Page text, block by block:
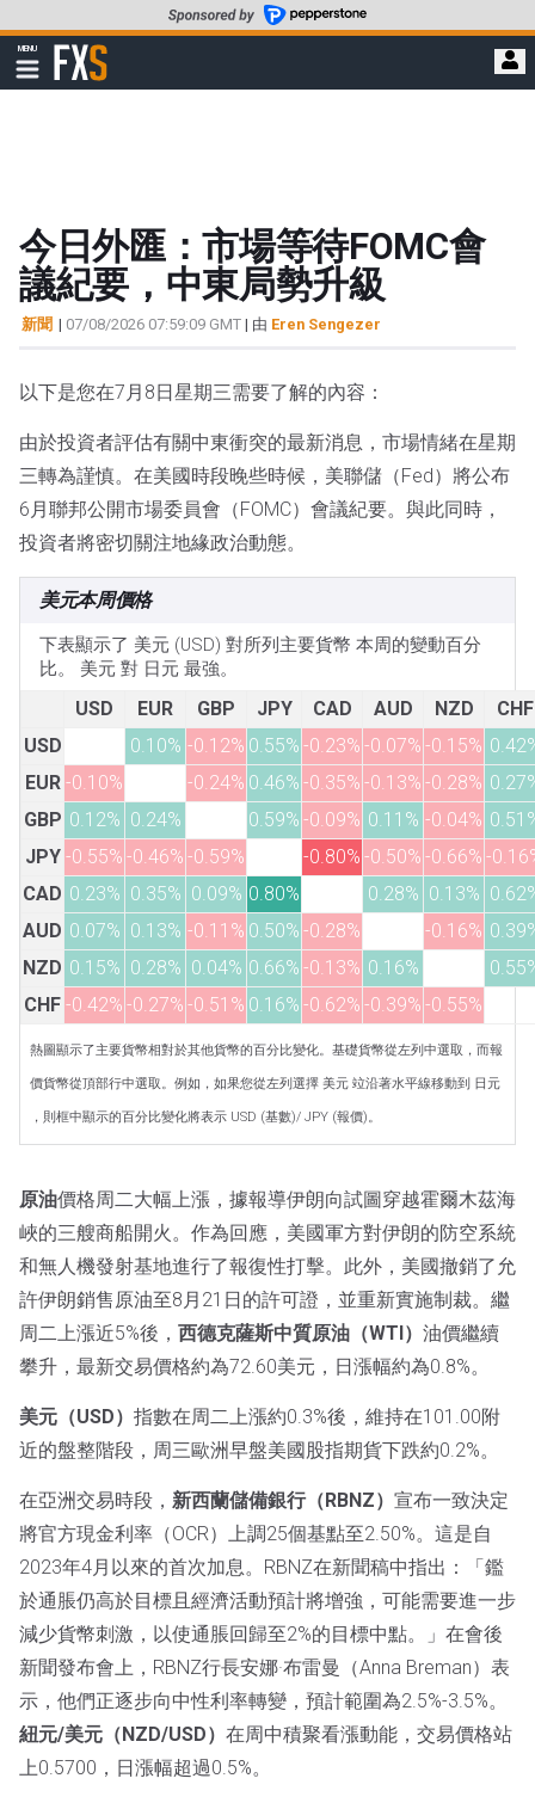
至
要
MENU
顯
示
FXStreet
今日外匯：市場等待FOMC會
議紀要，中東局勢升級
新聞 | 07/08/2026 07:59:09 GMT | 由 Eren Sengezer
以下是您在7月8日星期三需要了解的內容：
由於投資者評估有關中東衝突的最新消息，市場情緒在星期
三轉為謹慎。在美國時段晚些時候，美聯儲（Fed）將公布
6月聯邦公開市場委員會（FOMC）會議紀要。與此同時，
投資者將密切關注地緣政治動態。
美元本周價格
下表顯示了 美元 (USD) 對所列主要貨幣 本周的變動百分
比。 美元 對 日元 最強。
USD EUR GBP JPY CAD AUD NZD
CHF
USD
0.10% -0.12% 0.55% -0.23% -0.07% -0.15%
EUR -0.10% -0.24% 0.46% -0.35% -0.13% -0.28%
GBP 0.12% 0.24% 0.59% -0.09% 0.11% -0.04%
JPY -0.55% -0.46% -0.59% -0.80% -0.50% -0.66% -
CAD 0.23% 0.35% 0.09% 0.80% 0.28% 0.13%
AUD 0.07% 0.13% -0.11% 0.50% -0.28% -0.16%
NZD 0.15% 0.28% 0.04% 0.66% -0.13% 0.16%
CHF -0.42% -0.27% -0.51% 0.16% -0.62% -0.39% -0.55%
熱圖顯示了主要貨幣相對於其他貨幣的百分比變化。基礎貨幣從左列中選取，而報
價貨幣從頂部行中選取。例如，如果您從左列選擇 美元 竝沿著水平線移動到 日元
，則框中顯示的百分比變化將表示 USD (基數)/ JPY (報價)。
原油價格周二大幅上漲，據報導伊朗向試圖穿越霍爾木茲海
峽的三艘商船開火。作為回應，美國軍方對伊朗的防空系統
和無人機發射基地進行了報復性打擊。此外，美國撤銷了允
許伊朗銷售原油至8月21日的許可證，並重新實施制裁。繼
周二上漲近5%後， 西德克薩斯中質原油（WTI） 油價繼續
攀升，最新交易價格約為72.60美元，日漲幅約為0.8%。
美元（USD） 指數在周二上漲約0.3%後，維持在101.00附
近的盤整階段，周三歐洲早盤美國股指期貨下跌約0.2%。
在亞洲交易時段， 新西蘭儲備銀行（RBNZ） 宣布一致決定
將官方現金利率（OCR）上調25個基點至2.50%。這是自
2023年4月以來的首次加息。RBNZ在新聞稿中指出：「鑑
於通脹仍高於目標且經濟活動預計將增強，可能需要進一步
減少貨幣刺激，以使通脹回歸至2%的目標中點。」在會後
新聞發布會上，RBNZ行長安娜·布雷曼（Anna Breman）表
示，他們正逐步向中性利率轉變，預計範圍為2.5%-3.5%。
紐元/美元（NZD/USD） 在周中積聚看漲動能，交易價格站
上0.5700，日漲幅超過0.5%。